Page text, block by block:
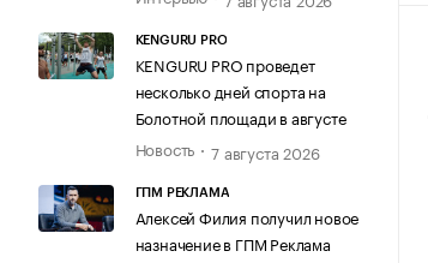
KENGURU PRO
KENGURU PRO проведет
несколько дней спорта на
Болотной площади в августе
Новость
7 августа 2026
ГПМ РЕКЛАМА
Алексей Филия получил новое
назначение в ГПМ Реклама